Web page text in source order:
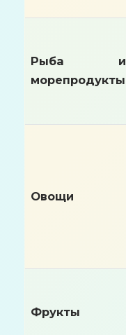
Рыба и
морепродукты
Овощи
Фрукты